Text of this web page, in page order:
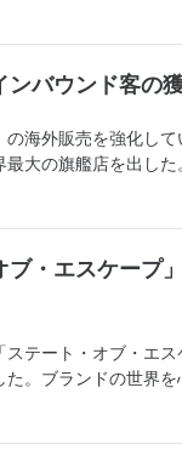
バウンド客の
海外販売を強化して
大の旗艦店を出した
ブ・エスケープ
テート・オブ・エ
。ブランドの世界